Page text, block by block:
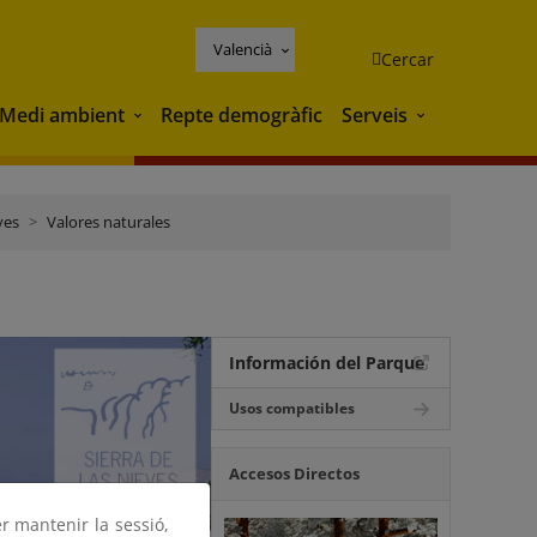
Valencià Cercar
Medi ambient Medi ambient
Repte demogràfic Serveis Serveis
Valores naturales
Información del Parque
Usos compatibles
Accesos Directos
mantenir la sessió,